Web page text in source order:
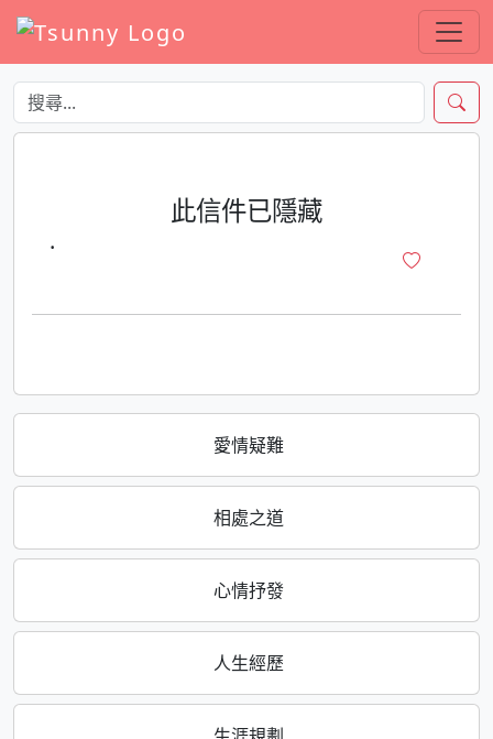
愛情疑難
相處之道
心情抒發
人生經歷
此信件已隱藏
·